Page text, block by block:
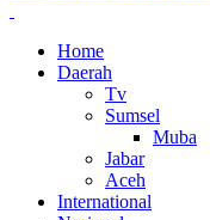
Home
Daerah
Tv
Sumsel
Muba
Jabar
Aceh
International